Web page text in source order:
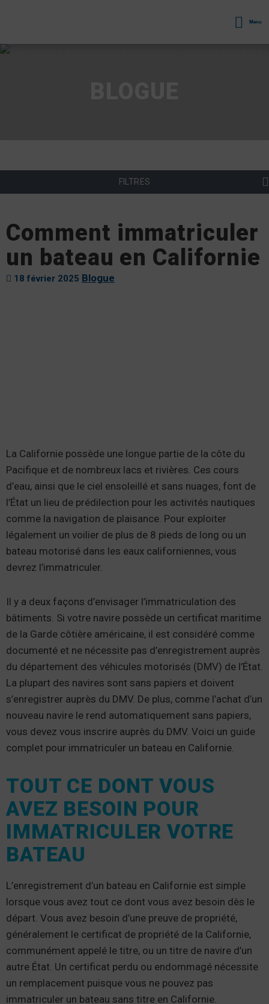
Menu
FILTRES
Comment immatriculer
un bateau en Californie
18 février 2025 Blogue
La Californie possède une longue partie de la côte du
Pacifique et de nombreux lacs et rivières. Ces cours
d’eau, ainsi que le ciel ensoleillé et sans nuages, font de
l’État un lieu de prédilection pour les activités nautiques
comme la navigation de plaisance. Pour exploiter
légalement un voilier de plus de 8 pieds de long ou un
bateau motorisé dans les eaux californiennes, vous
devrez l’immatriculer.
Il y a deux façons d’envisager l’immatriculation des
bâtiments. Si votre navire possède un certificat maritime
de la Garde côtière américaine, il est considéré comme
documenté et ne nécessite pas d’enregistrement auprès
du département des véhicules motorisés (DMV) de l’État.
La plupart des navires sont sans papiers et doivent
s’enregistrer auprès du DMV. De plus, comme l’achat d’un
nouveau navire le rend automatiquement sans papiers,
vous devez vous inscrire auprès du DMV. Voici un guide
complet pour immatriculer un bateau en Californie.
TOUT CE DONT VOUS
AVEZ BESOIN POUR
IMMATRICULER VOTRE
BATEAU
L’enregistrement d’un bateau en Californie est simple
lorsque vous avez tout ce dont vous avez besoin dès le
départ. Vous avez besoin d’une preuve de propriété,
généralement le certificat de propriété de la Californie,
communément appelé le titre, ou un titre de navire d’un
autre État. Un certificat perdu ou endommagé nécessite
un remplacement puisque vous ne pouvez pas
immatriculer un bateau sans titre en Californie.